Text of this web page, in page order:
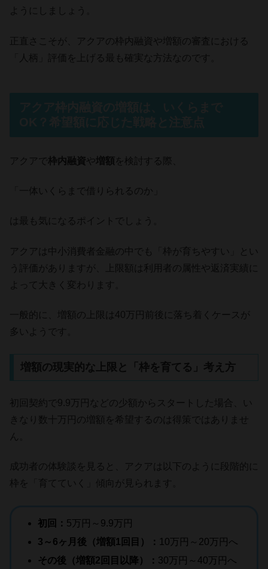
ようにしましょう。
正直さこそが、アクアの枠内融資や増額の審査における
「人柄」評価を上げる最も確実な方法なのです。
アクアで 枠内融資や増額 を検討する際、
「一体いくらまで借りられるのか」
は最も気になるポイントでしょう。
アクアは中小消費者金融の中でも「枠が育ちやすい」とい
う評価がありますが、上限額は利用者の属性や返済実績に
よって大きく変わります。
一般的に、増額の上限は40万円前後に落ち着くケースが
多いようです。
増額の現実的な上限と「枠を育てる」考え方
初回契約で9.9万円などの少額からスタートした場合、い
きなり数十万円の増額を希望するのは得策ではありませ
ん。
成功者の体験談を見ると、アクアは以下のように段階的に
枠を「育てていく」傾向が見られます。
初回： 5万円～9.9万円
3～6ヶ月後（増額1回目）： 10万円～20万円へ
その後（増額2回目以降）： 30万円～40万円へ